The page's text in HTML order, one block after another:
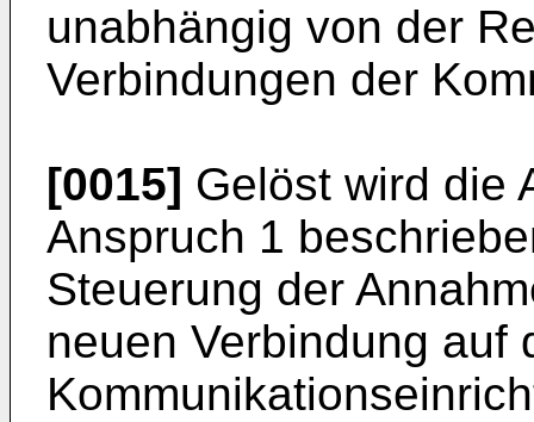
unabhängig von der
Verbindungen der
[0015] Gelöst wird die
Anspruch 1
Steuerung der
neuen Verbindung auf